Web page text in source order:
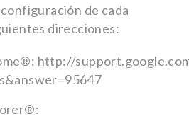
de cada
direcciones:
http://